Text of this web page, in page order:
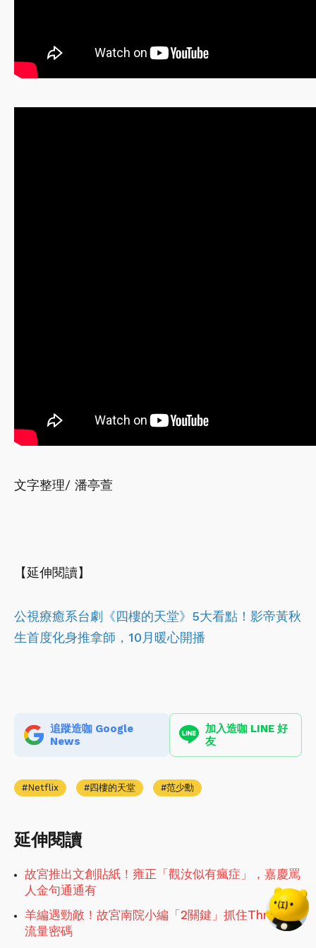
文字整理/ 潘亭萱
【延伸閱讀】
公視療癒系台劇《四樓的天堂》5大看點！影帝黃秋
生首度化身推拿師，10月暖心開播
追蹤造咖 Google
News
加入造咖 LINE 好
友
Netflix 四樓的天堂 范少勳
延伸閱讀
故宮推出文創貼紙！雍正「觀汝似有瘋症」，嘉慶罵
人金句通通有
羊編遇勁敵！故宮南院小編「2關鍵」抓住Threads
流量密碼